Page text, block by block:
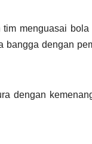
menguasai
bangga dengan
dengan